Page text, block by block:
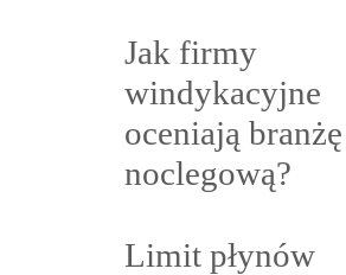
Jak firmy
windykacyjne
oceniają branżę
noclegową?
Limit płynów